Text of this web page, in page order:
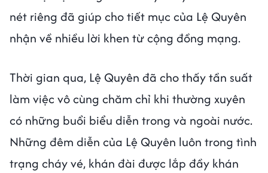
nét riêng đã giúp cho tiết mục của Lệ Quyên
nhận về nhiều lời khen từ cộng đồng mạng.
Thời gian qua, Lệ Quyên đã cho thấy tần suất
làm việc vô cùng chăm chỉ khi thường xuyên
có những buổi biểu diễn trong và ngoài nước.
Những đêm diễn của Lệ Quyên luôn trong tình
trạng cháy vé, khán đài được lắp đầy khán